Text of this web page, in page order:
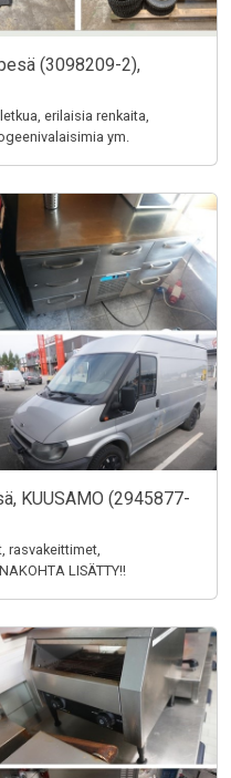
(3098209-2),
erilaisia renkaita,
ym.
KUUSAMO (2945877-
rasvakeittimet,
LISÄTTY!!